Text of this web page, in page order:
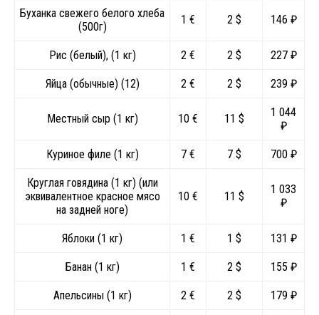
Буханка свежего белого хлеба
(500г)
1 € 2 $ 146 ₽
Рис (белый), (1 кг) 2 € 2 $ 227 ₽
Яйца (обычные) (12) 2 € 2 $ 239 ₽
Местный сыр (1 кг) 10 € 11 $
1 044
₽
Куриное филе (1 кг) 7 € 7 $ 700 ₽
Круглая говядина (1 кг) (или
эквивалентное красное мясо
на задней ноге)
10 € 11 $
1 033
₽
Яблоки (1 кг) 1 € 1 $ 131 ₽
Банан (1 кг) 1 € 2 $ 155 ₽
Апельсины (1 кг) 2 € 2 $ 179 ₽